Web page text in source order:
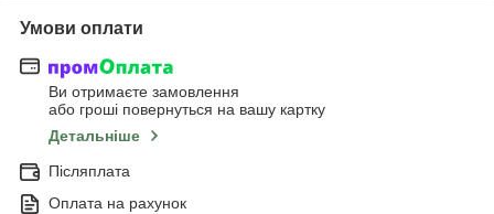
Умови оплати
Ви отримаєте замовлення
або гроші повернуться на вашу картку
Детальніше
Післяплата
Оплата на рахунок